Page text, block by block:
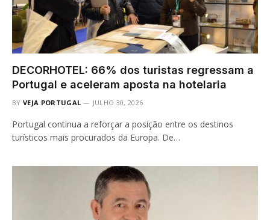
DECORHOTEL: 66% dos turistas regressam a
Portugal e aceleram aposta na hotelaria
BY VEJA PORTUGAL JULHO 30, 2026
Portugal continua a reforçar a posição entre os destinos
turísticos mais procurados da Europa. De…